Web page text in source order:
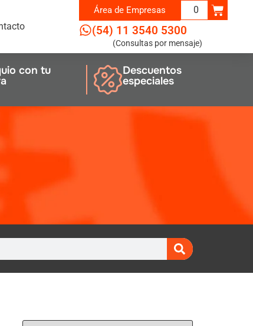
Área de Empresas 0
(54) 11 3540 5300
(Consultas por mensaje)
con tu
Descuentos
especiales